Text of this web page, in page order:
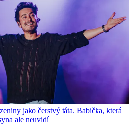
jako čerstvý táta. Babička, která
ale neuvidí